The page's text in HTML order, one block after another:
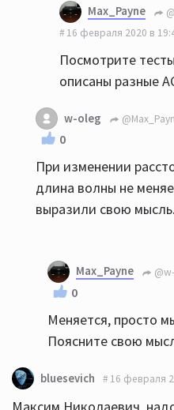
Max_Payne
16 февраля 2020 в
Посмотрите
описаны разные
w-oleg
0
При изменении
длина волны не
выразили свою мысль.
Max_Payne
0
Меняется, просто
Поясните свою
bluesevich 16 февраля